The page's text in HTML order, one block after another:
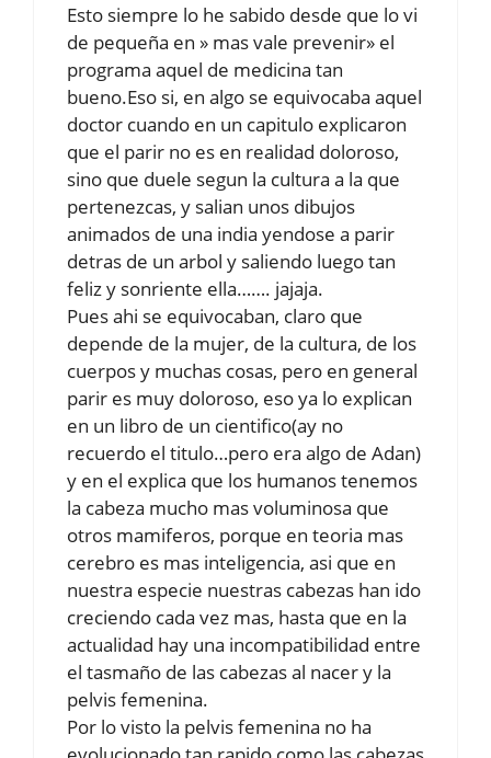
Esto siempre lo he sabido desde que lo vi
de pequeña en » mas vale prevenir» el
programa aquel de medicina tan
bueno.Eso si, en algo se equivocaba aquel
doctor cuando en un capitulo explicaron
que el parir no es en realidad doloroso,
sino que duele segun la cultura a la que
pertenezcas, y salian unos dibujos
animados de una india yendose a parir
detras de un arbol y saliendo luego tan
feliz y sonriente ella……. jajaja.
Pues ahi se equivocaban, claro que
depende de la mujer, de la cultura, de los
cuerpos y muchas cosas, pero en general
parir es muy doloroso, eso ya lo explican
en un libro de un cientifico(ay no
recuerdo el titulo…pero era algo de Adan)
y en el explica que los humanos tenemos
la cabeza mucho mas voluminosa que
otros mamiferos, porque en teoria mas
cerebro es mas inteligencia, asi que en
nuestra especie nuestras cabezas han ido
creciendo cada vez mas, hasta que en la
actualidad hay una incompatibilidad entre
el tasmaño de las cabezas al nacer y la
pelvis femenina.
Por lo visto la pelvis femenina no ha